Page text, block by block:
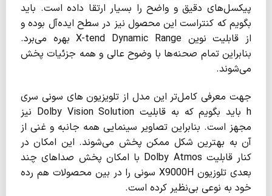
پیکسل‌های دقیق و واضح را بسیار ارتقا داده است. باید
بگویم که کنتراست این محصول نیز در سطح ایده‌آل بوده و
از قابلیت نوین X-tend Dynamic Range بهره می‌برد.
بنابراین تمام صحنه‌ها با وضوح عالی و همه جزئیات پخش
می‌شوند.‌
جهت معرفی کامل‌تر این مدل از تلویزیون های سونی سری
h باید بگویم که به قابلیت‌ Dolby Vision Solution نیز
مجهز است. بنابراین تصاویر سینمایی همه جانبه و غنی از
آن به بهترین شکل ممکن پخش می‌شوند. این امکان در
کنار قابلیت Dolby Atmos با امکان پخش صداهای چند
بعدی تلوزیون X9000H سونی را در بین محصولات هم رده
خود به نوعی بی‌نظیر کرده است.